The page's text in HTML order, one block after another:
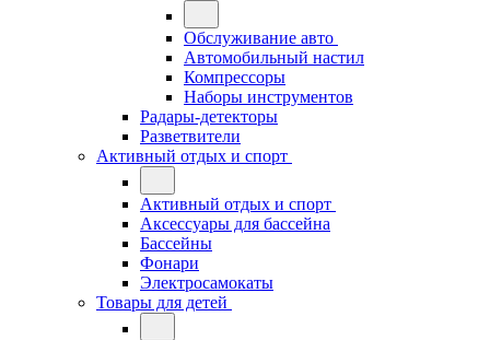
Обслуживание авто
Автомобильный настил
Компрессоры
Наборы инструментов
Радары-детекторы
Разветвители
Активный отдых и спорт
Активный отдых и спорт
Аксессуары для бассейна
Бассейны
Фонари
Электросамокаты
Товары для детей